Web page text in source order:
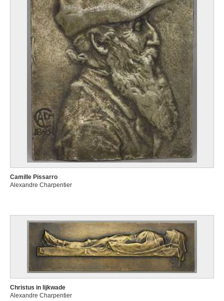
Camille Pissarro
Alexandre Charpentier
Christus in lijkwade
Alexandre Charpentier